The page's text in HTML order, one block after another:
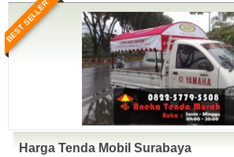
BEST SELLER
Harga Tenda Mobil Surabaya